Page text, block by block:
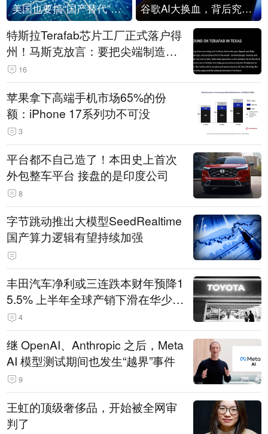
美国也要搞“国产替代”？先算清三笔账 谷歌AI大换血，背后究竟发生了什么？
特斯拉Terafab芯片工厂正式落户得
州！马斯克放言：要把尖端制造带
回美国
16
苹果拿下高端手机市场65%的份
额：iPhone 17系列功不可没
3
平台都不自己造了！本田史上首次
外包整车平台 接盘的是印度公司
8
字节跳动推出大模型SeedRealtime
国产算力逻辑有望持续加强
丰田汽车净利或三连跌本财年预降1
5.5% 上半年全球产销下滑在华少卖
14.3万辆
4
继 OpenAI、Anthropic 之后，Meta
AI 模型测试期间也发生“越界”事件
9
王虹的顶级奢侈品，开始被全网审
判了